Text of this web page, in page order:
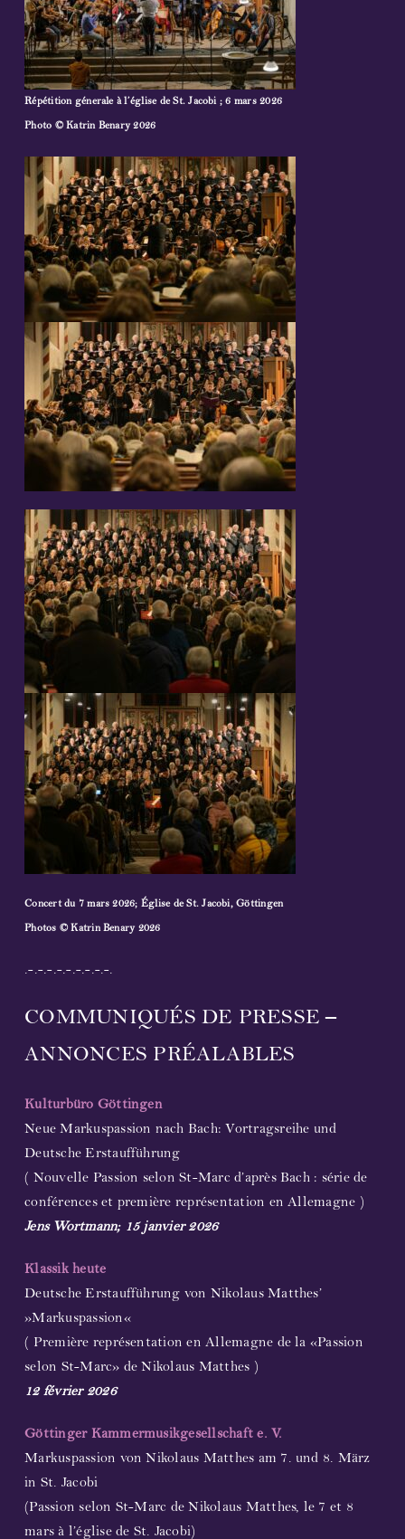
Répétition génerale à l’église de St. Jacobi ; 6 mars 2026
Photo © Katrin Benary 2026
Concert du 7 mars 2026; Église de St. Jacobi, Göttingen
Photos © Katrin Benary 2026
.-.-.-.-.-.-.-.-.-.
COMMUNIQUÉS DE PRESSE –
ANNONCES PRÉALABLES
Kulturbüro Göttingen
Neue Markuspassion nach Bach: Vortragsreihe und
Deutsche Erstaufführung
( Nouvelle Passion selon St-Marc d’après Bach : série de
conférences et première représentation en Allemagne )
Jens Wortmann; 15 janvier 2026
Klassik heute
Deutsche Erstaufführung von Nikolaus Matthes’
»Markuspassion«
( Première représentation en Allemagne de la «Passion
selon St-Marc» de Nikolaus Matthes )
12 février 2026
Göttinger Kammermusikgesellschaft e. V.
Markuspassion von Nikolaus Matthes am 7. und 8. März
in St. Jacobi
(Passion selon St-Marc de Nikolaus Matthes, le 7 et 8
mars à l’église de St. Jacobi)